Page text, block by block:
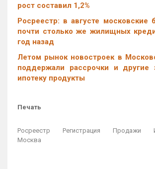
рост составил 1,2%
Росреестр: в августе московские
почти столько же жилищных
год назад
Летом рынок новостроек в
поддержали рассрочки и
ипотеку продукты
Печать
Росреестр Регистрация Продажи
Москва